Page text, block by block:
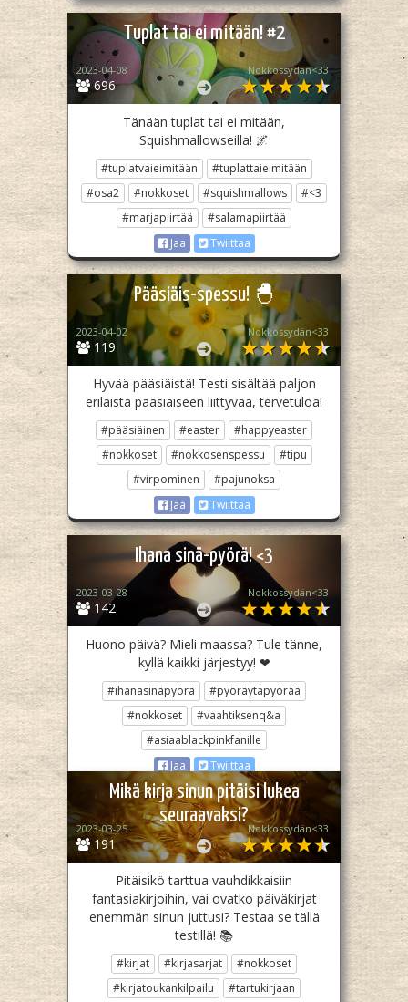
Tuplat tai ei mitään! #2
696
2023-04-08 Nokkossydän<33
Tänään tuplat tai ei mitään,
Squishmallowseilla! 🌌
#tuplatvaieimitään
#tuplattaieimitään
#osa2
#nokkoset #squishmallows
#<3
#marjapiirtää
#salamapiirtää
Jaa
Twiittaa
Pääsiäis-spessu! 🐣
119
2023-04-02 Nokkossydän<33
Hyvää pääsiäistä! Testi sisältää paljon
erilaista pääsiäiseen liittyvää, tervetuloa!
#pääsiäinen #easter
#happyeaster
#nokkoset
#nokkosenspessu
#tipu
#virpominen
#pajunoksa
Jaa
Twiittaa
Ihana sinä-pyörä! <3
142
2023-03-28 Nokkossydän<33
Huono päivä? Mieli maassa? Tule tänne,
kyllä kaikki järjestyy! ❤
#ihanasinäpyörä
#pyöräytäpyörää
#nokkoset
#vaahtiksenq&a
#asiaablackpinkfanille
Jaa
Twiittaa
Mikä kirja sinun pitäisi lukea
seuraavaksi?
191
2023-03-25 Nokkossydän<33
Pitäisikö tarttua vauhdikkaisiin
fantasiakirjoihin, vai ovatko päiväkirjat
enemmän sinun juttusi? Testaa se tällä
testillä! 📚
#kirjat #kirjasarjat
#nokkoset
#kirjatoukankilpailu
#tartukirjaan